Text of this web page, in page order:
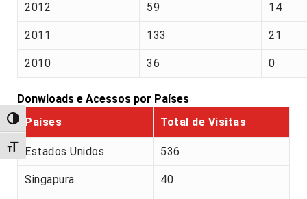
Alternar alto contraste
Alternar tamanho da fonte
2012 59 14
2011 133 21
2010 36 0
Donwloads e Acessos por Países
Países
Total de Visitas
Estados Unidos 536
Singapura 40